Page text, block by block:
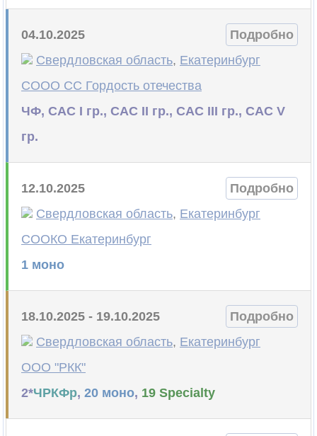
04.10.2025
Подробно
Свердловская область, Екатеринбург
СООО СС Гордость отечества
ЧФ, САС I гр., САС II гр., САС III гр., САС V
гр.
12.10.2025
Подробно
Свердловская область, Екатеринбург
СООКО Екатеринбург
1 моно
18.10.2025 - 19.10.2025
Подробно
Свердловская область, Екатеринбург
ООО "РКК"
2*ЧРКФр, 20 моно, 19 Specialty